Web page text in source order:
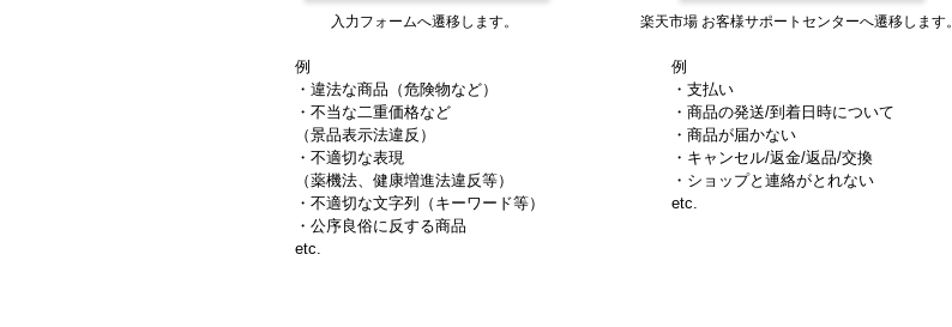
入力フォームへ遷移します。
例
・違法な商品（危険物など）
・不当な二重価格など
（景品表示法違反）
・不適切な表現
（薬機法、健康増進法違反等）
・不適切な文字列（キーワード等）
・公序良俗に反する商品
etc.
楽天市場 お客様サポートセンターへ遷移します。
例
・支払い
・商品の発送/到着日時について
・商品が届かない
・キャンセル/返金/返品/交換
・ショップと連絡がとれない
etc.